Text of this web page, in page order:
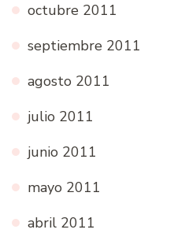
octubre 2011
septiembre 2011
agosto 2011
julio 2011
junio 2011
mayo 2011
abril 2011